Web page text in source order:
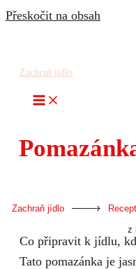
Přeskočit na obsah
Zachraň jídlo
Zachraň jídlo -
z
Co připravit k jídlu,
Tato pomazánka je